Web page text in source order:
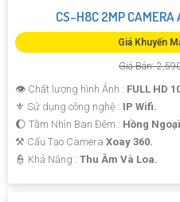
CS-H8C 2MP CAMERA
Giá Khuyến
Giá Bán:
👁 Chất lượng hình Ảnh : FULL HD
⚜️ Sử dụng công nghệ : IP Wifi.
🌔 Tầm Nhìn Ban Đêm : Hồng
⚒ Cấu Tạo Camera Xoay 360.
️👮 Khả Năng : Thu Âm Và Loa.